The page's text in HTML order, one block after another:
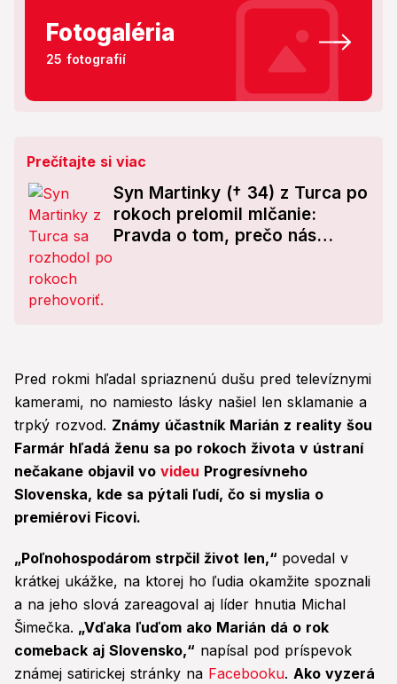
Fotogaléria
25 fotografií
Prečítajte si viac
Syn Martinky († 34) z Turca po
rokoch prelomil mlčanie:
Pravda o tom, prečo nás
Pred rokmi hľadal spriaznenú dušu pred televíznymi
kamerami, no namiesto lásky našiel len sklamanie a
trpký rozvod. Známy účastník Marián z reality šou
Farmár hľadá ženu sa po rokoch života v ústraní
nečakane objavil vo videu Progresívneho
Slovenska, kde sa pýtali ľudí, čo si myslia o
premiérovi Ficovi.
„Poľnohospodárom strpčil život len,“ povedal v
krátkej ukážke, na ktorej ho ľudia okamžite spoznali
a na jeho slová zareagoval aj líder hnutia Michal
Šimečka. „Vďaka ľuďom ako Marián dá o rok
comeback aj Slovensko,“ napísal pod príspevok
známej satirickej stránky na Facebooku. Ako vyzerá